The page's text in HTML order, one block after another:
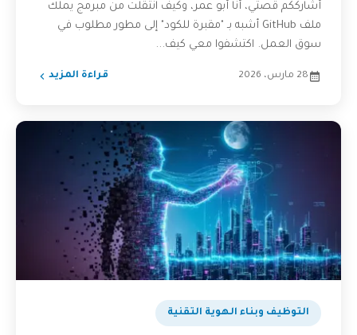
أشارككم قصتي، أنا أبو عمر، وكيف انتقلت من مبرمج يملك
ملف GitHub أشبه بـ "مقبرة للكود" إلى مطور مطلوب في
سوق العمل. اكتشفوا معي كيف...
28 مارس، 2026 قراءة المزيد
التوظيف وبناء الهوية التقنية